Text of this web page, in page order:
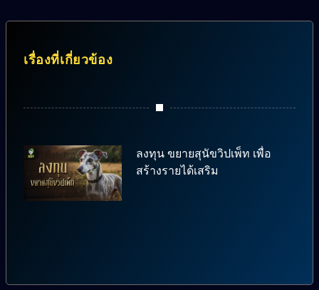
เรื่องที่เกี่ยวข้อง
ลงทุน ขยายสุนัขวิปเพ็ท เพื่อ
สร้างรายได้เสริม